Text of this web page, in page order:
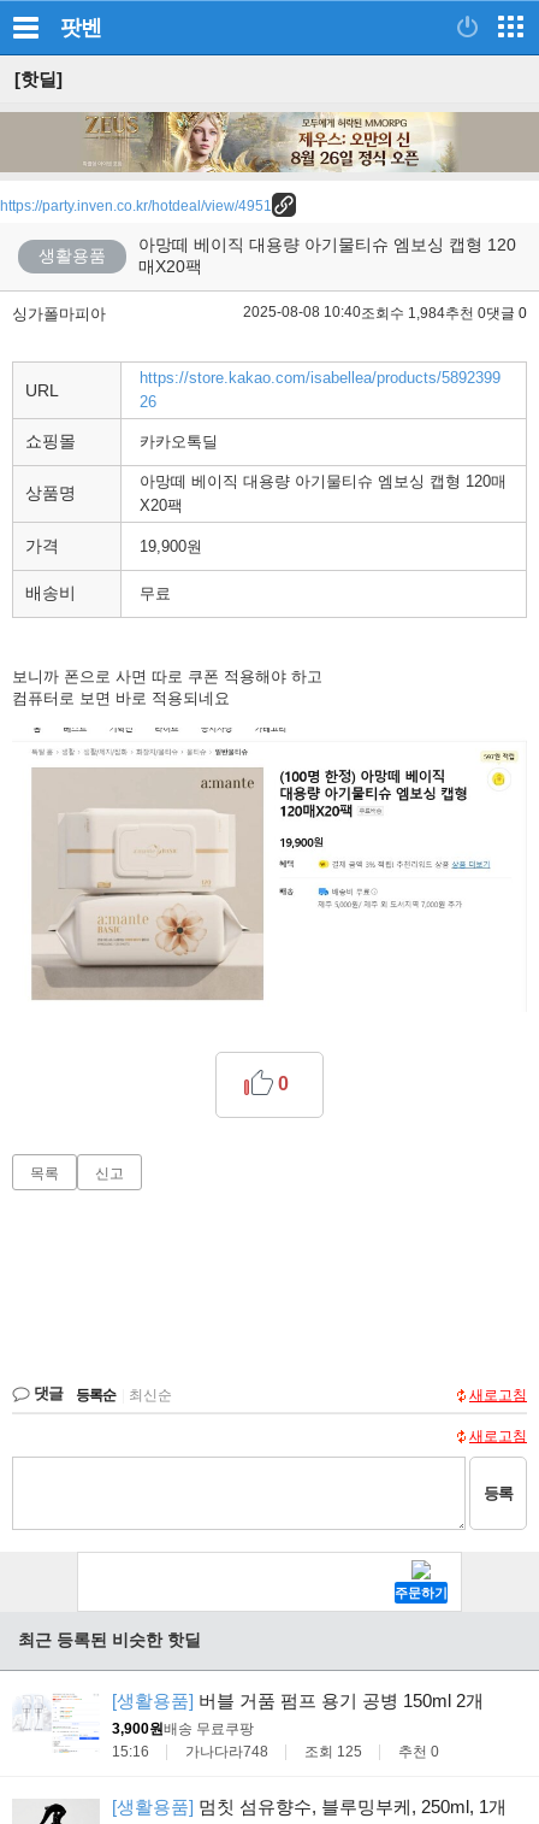
팟벤
[핫딜]
https://party.inven.co.kr/hotdeal/view/4951
생활용품
아망떼 베이직 대용량 아기물티슈 엠보싱 캡형 120
매X20팩
싱가폴마피아 2025-08-08 10:40조회수 1,984추천 0댓글 0
URL
https://store.kakao.com/isabellea/products/5892399
26
쇼핑몰 카카오톡딜
상품명
아망떼 베이직 대용량 아기물티슈 엠보싱 캡형 120매
X20팩
가격 19,900원
배송비 무료
보니까 폰으로 사면 따로 쿠폰 적용해야 하고
컴퓨터로 보면 바로 적용되네요
0
목록 신고
댓글 등록순 최신순 새로고침
새로고침
등록
최근 등록된 비슷한 핫딜
[생활용품] 버블 거품 펌프 용기 공병 150ml 2개
3,900원배송 무료 쿠팡
15:16
가나다라748 조회 125 추천 0
[생활용품] 멈칫 섬유향수, 블루밍부케, 250ml, 1개